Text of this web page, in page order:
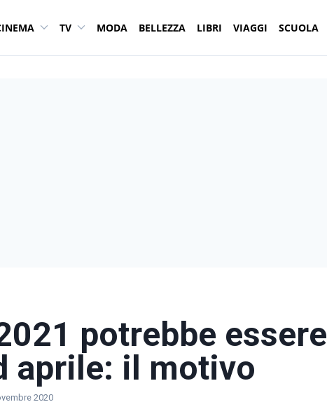
TV MODA BELLEZZA LIBRI VIAGGI SCUOLA
potrebbe essere
aprile: il motivo
2020